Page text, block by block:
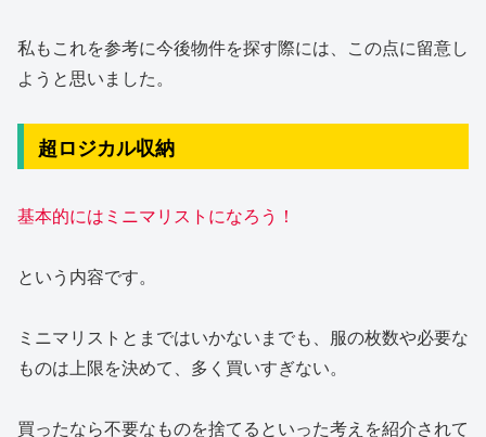
私もこれを参考に今後物件を探す際には、この点に留意し
ようと思いました。
超ロジカル収納
基本的にはミニマリストになろう！
という内容です。
ミニマリストとまではいかないまでも、服の枚数や必要な
ものは上限を決めて、多く買いすぎない。
買ったなら不要なものを捨てるといった考えを紹介されて